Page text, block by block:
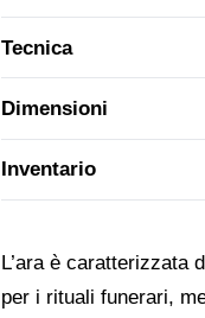
Tecnica
Dimensioni
Inventario
L’ara è
per i rituali funerari,